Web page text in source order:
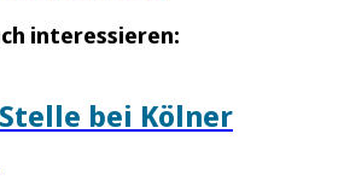
interessieren:
bei Kölner